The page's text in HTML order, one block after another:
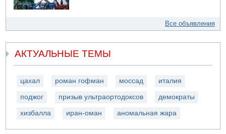
Все объявления
АКТУАЛЬНЫЕ ТЕМЫ
цахал роман гофман моссад италия
поджог призыв ультраортодоксов демократы
хизбалла иран-оман аномальная жара